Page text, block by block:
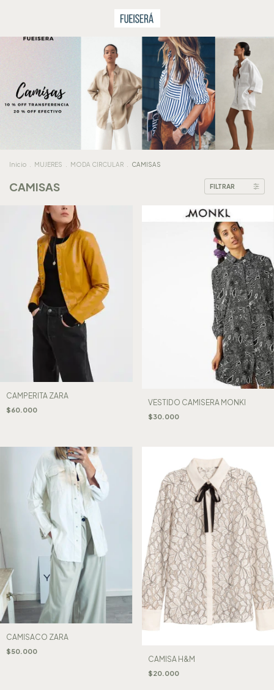
Inicio MUJERES MODA CIRCULAR CAMISAS
CAMISAS FILTRAR
CAMPERITA ZARA
$60.000
VESTIDO CAMISERA MONKI
$30.000
CAMISACO ZARA
$50.000
CAMISA H&M
$20.000